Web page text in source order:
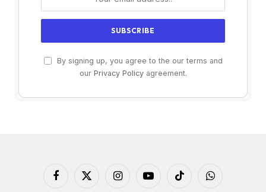
By signing up, you agree to the our terms and
our Privacy Policyagreement.
Facebook
X
InstagramYouTubeTikTok WhatsApp